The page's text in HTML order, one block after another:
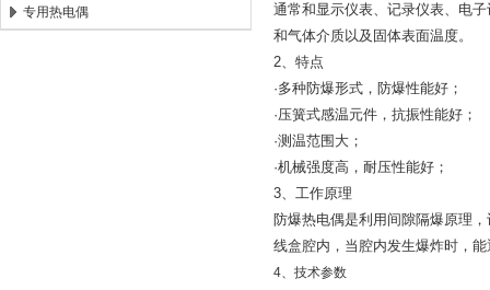
专用热电偶
通常和显示仪表、记录仪表、电
和气体介质以及固体表面温度。
2、特点
·多种防爆形式，防爆性能好；
·压簧式感温元件，抗振性能好；
·测温范围大；
·机械强度高，耐压性能好；
3、工作原理
防爆热电偶是利用间隙隔爆原理
线盒腔内，当腔内发生爆炸时，
4、技术参数